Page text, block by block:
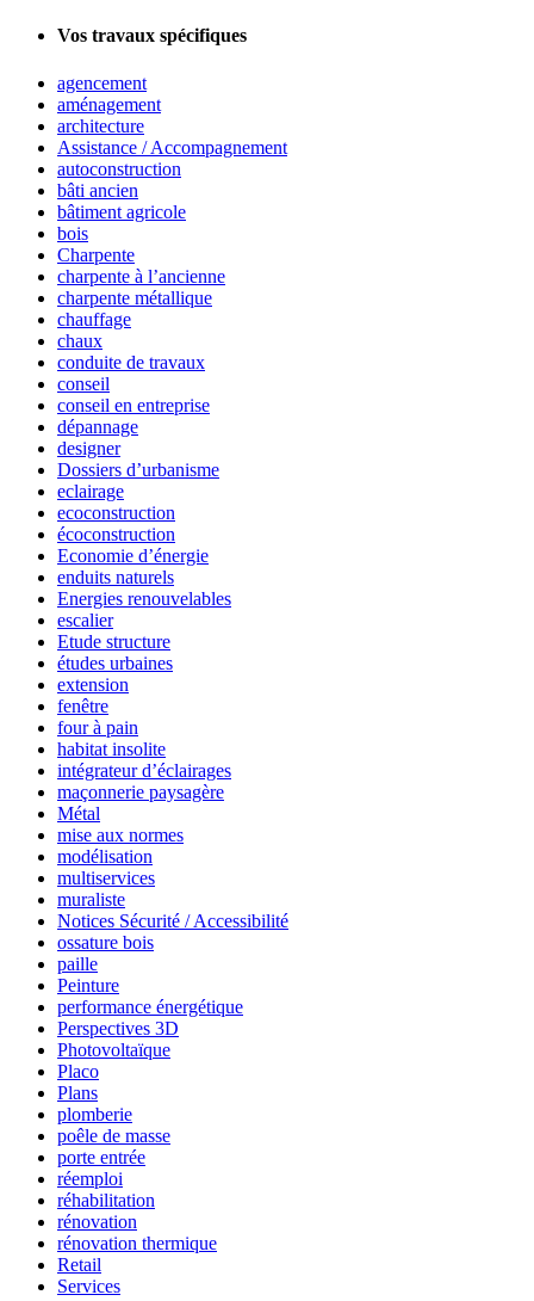
Vos travaux spécifiques
agencement
aménagement
architecture
Assistance / Accompagnement
autoconstruction
bâti ancien
bâtiment agricole
bois
Charpente
charpente à l’ancienne
charpente métallique
chauffage
chaux
conduite de travaux
conseil
conseil en entreprise
dépannage
designer
Dossiers d’urbanisme
eclairage
ecoconstruction
écoconstruction
Economie d’énergie
enduits naturels
Energies renouvelables
escalier
Etude structure
études urbaines
extension
fenêtre
four à pain
habitat insolite
intégrateur d’éclairages
maçonnerie paysagère
Métal
mise aux normes
modélisation
multiservices
muraliste
Notices Sécurité / Accessibilité
ossature bois
paille
Peinture
performance énergétique
Perspectives 3D
Photovoltaïque
Placo
Plans
plomberie
poêle de masse
porte entrée
réemploi
réhabilitation
rénovation
rénovation thermique
Retail
Services